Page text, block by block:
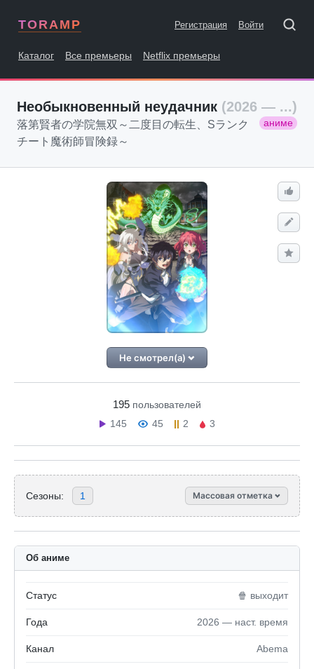
TORAMP Регистрация Войти
Каталог Все премьеры Netflix премьеры
Необыкновенный неудачник (2026 — ...)
аниме
落第賢者の学院無双～二度目の転生、Sランク
チート魔術師冒険録～
Не смотрел(а)
195 пользователей
145
45 2 3
Сезоны: 1 Массовая отметка
Об аниме
Статус 🍿 выходит
Года 2026 — наст. время
Канал Abema